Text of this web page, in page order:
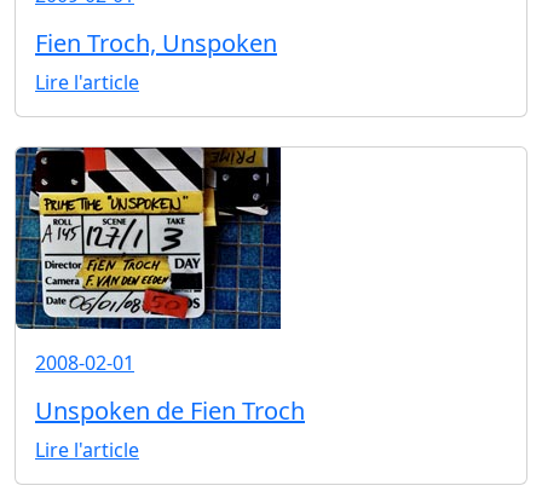
Fien Troch, Unspoken
Lire l'article
2008-02-01
Unspoken de Fien Troch
Lire l'article